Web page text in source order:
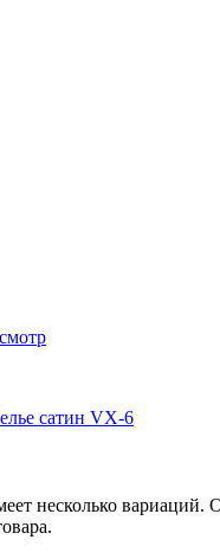
сатин VX-6
несколько